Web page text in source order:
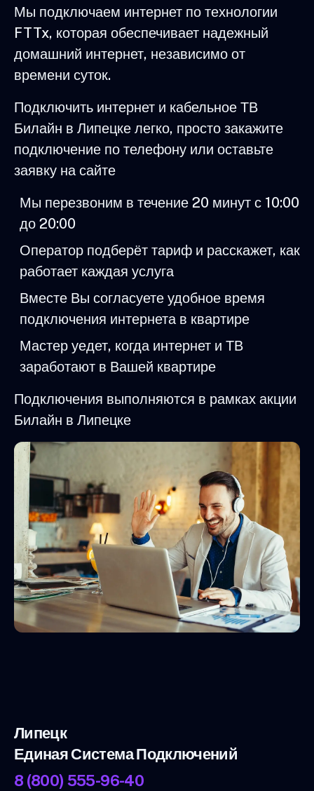
Мы подключаем интернет по технологии
FTTx, которая обеспечивает надежный
домашний интернет, независимо от
времени суток.
Подключить интернет и кабельное ТВ
Билайн в Липецке легко, просто закажите
подключение по телефону или оставьте
заявку на сайте
Мы перезвоним в течение 20 минут с 10:00
до 20:00
Оператор подберёт тариф и расскажет, как
работает каждая услуга
Вместе Вы согласуете удобное время
подключения интернета в квартире
Мастер уедет, когда интернет и ТВ
заработают в Вашей квартире
Подключения выполняются в рамках акции
Билайн в Липецке
Липецк
Единая Система Подключений
8 (800) 555-96-40